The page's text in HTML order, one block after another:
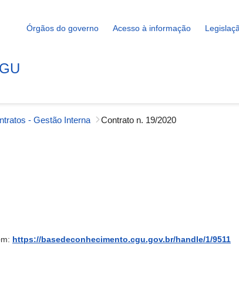
Órgãos do governo Acesso à informação
- Gestão Interna Contrato n. 19/2020
https://basedeconhecimento.cgu.gov.br/handle/1/9511